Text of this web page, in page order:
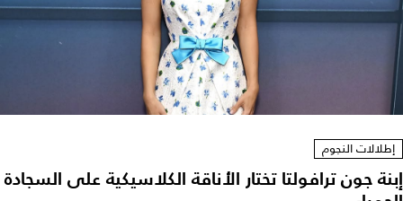
إطلالات النجوم
إبنة جون ترافولتا تختار الأناقة الكلاسيكية على السجادة